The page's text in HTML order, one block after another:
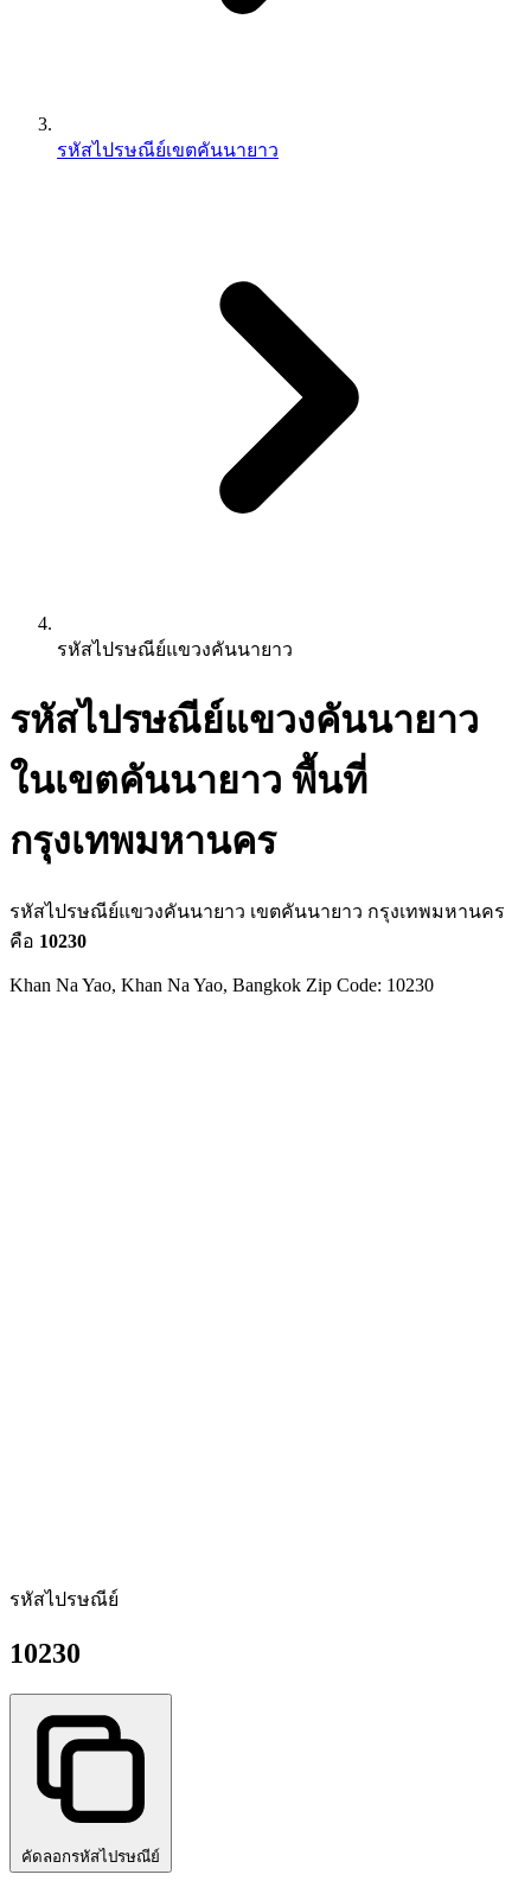
รหัสไปรษณีย์เขตคันนายาว
รหัสไปรษณีย์แขวงคันนายาว
รหัสไปรษณีย์แขวงคันนายาว
ในเขตคันนายาว พื้นที่
กรุงเทพมหานคร
รหัสไปรษณีย์แขวงคันนายาว เขตคันนายาว กรุงเทพมหานคร
คือ 10230
Khan Na Yao, Khan Na Yao, Bangkok Zip Code: 10230
รหัสไปรษณีย์
10230
คัดลอกรหัสไปรษณีย์